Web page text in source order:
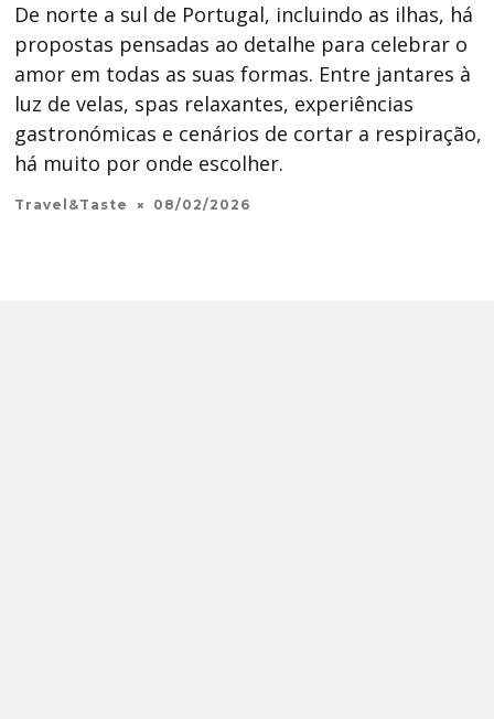
De norte a sul de Portugal, incluindo as ilhas, há
propostas pensadas ao detalhe para celebrar o
amor em todas as suas formas. Entre jantares à
luz de velas, spas relaxantes, experiências
gastronómicas e cenários de cortar a respiração,
há muito por onde escolher.
Travel&Taste 08/02/2026